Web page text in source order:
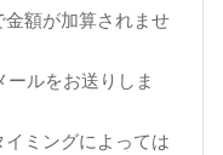
額が加算されませ
ールをお送りしま
ミングによっては